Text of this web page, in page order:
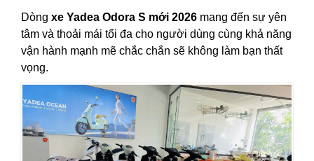
Dòng xe Yadea Odora S mới 2026 mang đến sự yên
tâm và thoải mái tối đa cho người dùng cùng khả năng
vận hành mạnh mẽ chắc chắn sẽ không làm bạn thất
vọng.